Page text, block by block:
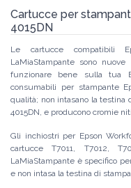
Cartucce per
4015DN
Le cartucce compatibili
LaMiaStampante sono
funzionare bene sulla tua
consumabili per stampante
qualità; non intasano la testina
4015DN, e producono cromie
Gli inchiostri per Epson
cartucce T7011, T7012,
LaMiaStampante è specifico
e non intasa la testina di